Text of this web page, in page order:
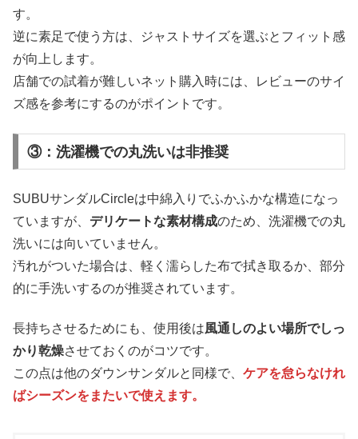
す。
逆に素足で使う方は、ジャストサイズを選ぶとフィット感
が向上します。
店舗での試着が難しいネット購入時には、レビューのサイ
ズ感を参考にするのがポイントです。
③：洗濯機での丸洗いは非推奨
SUBUサンダルCircleは中綿入りでふかふかな構造になっ
ていますが、 デリケートな素材構成のため、洗濯機での丸
洗いには向いていません。
汚れがついた場合は、軽く濡らした布で拭き取るか、部分
的に手洗いするのが推奨されています。
長持ちさせるためにも、使用後は風通しのよい場所でしっ
かり乾燥させておくのがコツです。
この点は他のダウンサンダルと同様で、 ケアを怠らなけれ
ばシーズンをまたいで使えます。